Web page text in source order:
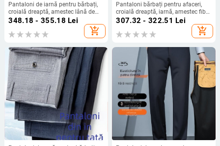
Pantaloni de iarnă pentru bărbați,
croială dreaptă, amestec lână de
oaie și mătase, căptușeală fleece,
348.18 - 355.18 Lei
add_shopping_cart
Pantaloni bărbați pentru afaceri,
croială dreaptă, iarnă, amestec fibre
chimice cu poliester, decor buzunar
307.32 - 322.51 Lei
add_shopping_cart